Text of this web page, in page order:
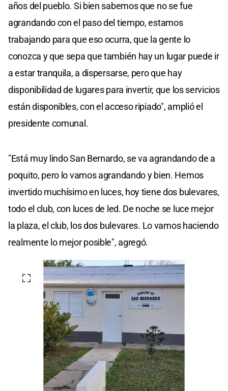
años del pueblo. Si bien sabemos que no se fue
agrandando con el paso del tiempo, estamos
trabajando para que eso ocurra, que la gente lo
conozca y que sepa que también hay un lugar puede ir
a estar tranquila, a dispersarse, pero que hay
disponibilidad de lugares para invertir, que los servicios
están disponibles, con el acceso ripiado", amplió el
presidente comunal.
"Está muy lindo San Bernardo, se va agrandando de a
poquito, pero lo vamos agrandando y bien. Hemos
invertido muchísimo en luces, hoy tiene dos bulevares,
todo el club, con luces de led. De noche se luce mejor
la plaza, el club, los dos bulevares. Lo vamos haciendo
realmente lo mejor posible", agregó.